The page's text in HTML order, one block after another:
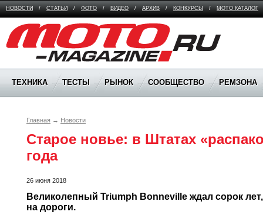
НОВОСТИ / СТАТЬИ / ФОТО / ВИДЕО / АРХИВ / КОНКУРСЫ / МОТО КАТАЛОГ
Moto Magazine
ТЕХНИКА ТЕСТЫ РЫНОК СООБЩЕСТВО РЕМЗОНА
Главная → Новости
Старое новье: в Штатах
года
26 июня 2018
Великолепный Triumph Bonneville ждал сорок
на дороги.